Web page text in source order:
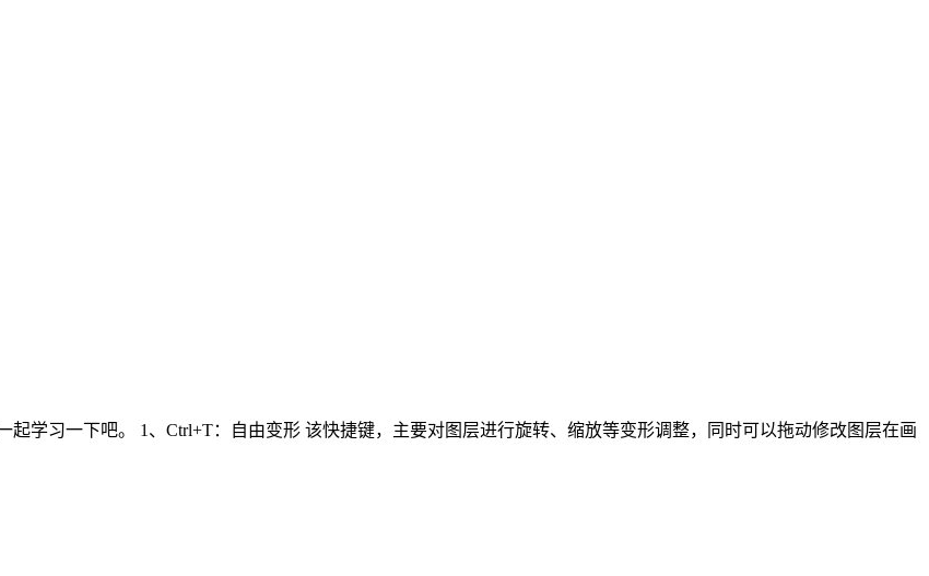
学习一下吧。 1、Ctrl+T：自由变形 该快捷键，主要对图层进行旋转、缩放等变形调整，同时可以拖动修改图层在画